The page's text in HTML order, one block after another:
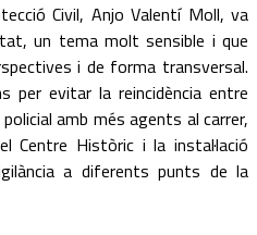
Civil, Anjo Valentí Moll, va
un tema molt sensible i que
i de forma transversal.
per evitar la reincidència entre
amb més agents al carrer,
Centre Històric i la instal·lació
a diferents punts de la